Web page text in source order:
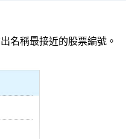
名稱最接近的股票編號。